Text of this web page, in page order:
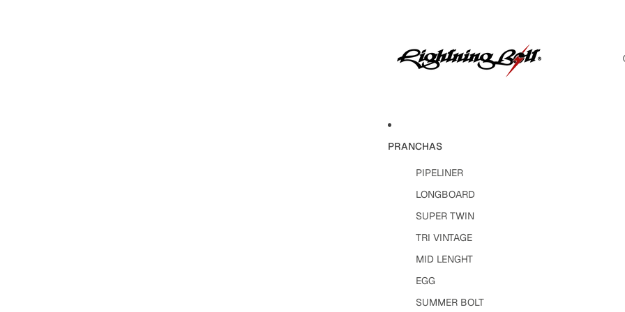
PRANCHAS
PIPELINER
LONGBOARD
SUPER TWIN
TRI VINTAGE
MID LENGHT
EGG
SUMMER BOLT